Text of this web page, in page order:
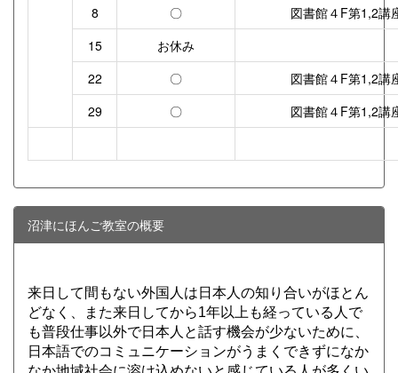
8
〇
図書館４F第1,2講
15
お休み
22
〇
図書館４F第1,2講
29
〇 図書館４F第1,2講
沼津にほんご教室の概要
来日して間もない外国人は日本人の知り合いがほとん
どなく、また来日してから1年以上も経っている人で
も普段仕事以外で日本人と話す機会が少ないために、
日本語でのコミュニケーションがうまくできずになか